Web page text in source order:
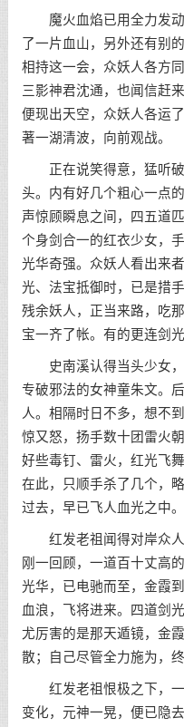
魔火血焰已用全力发动
了一片血山，另外还有别
相持这一会，众妖人各方
三影神君沈通，也闻信赶
便现出天空，众妖人各运
著一湖清波，向前观战。
正在说笑得意，猛听破
头。内有好几个粗心一点
声惊顾瞬息之间，四五道
个身剑合一的红衣少女，
光华奇强。众妖人看出来
光、法宝抵御时，已是措
残余妖人，正当来路，吃
宝一齐了帐。有的更连剑
史南溪认得当头少女，
专破邪法的女神童朱文。
人。相隔时日不多，想不
惊又怒，扬手数十团雷火
好些毒钉、雷火，红光飞
在此，只顺手杀了几个，
过去，早已飞人血光之中。
红发老祖闻得对岸众人
刚一回顾，一道百十丈高
光华，已电驰而至，金霞
血浪，飞将进来。四道剑
尤厉害的是那天遁镜，金
散；自己尽管全力施为，
红发老祖恨极之下，一
变化，元神一晃，便已隐